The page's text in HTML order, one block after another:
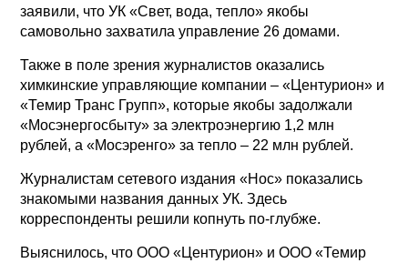
заявили, что УК «Свет, вода, тепло» якобы
самовольно захватила управление 26 домами.
Также в поле зрения журналистов оказались
химкинские управляющие компании – «Центурион» и
«Темир Транс Групп», которые якобы задолжали
«Мосэнергосбыту» за электроэнергию 1,2 млн
рублей, а «Мосэренго» за тепло – 22 млн рублей.
Журналистам сетевого издания «Нос» показались
знакомыми названия данных УК. Здесь
корреспонденты решили копнуть по-глубже.
Выяснилось, что ООО «Центурион» и ООО «Темир